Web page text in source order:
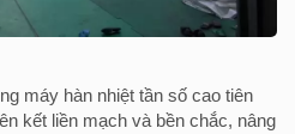
máy hàn nhiệt tần số cao tiên
kết liền mạch và bền chắc, nâng